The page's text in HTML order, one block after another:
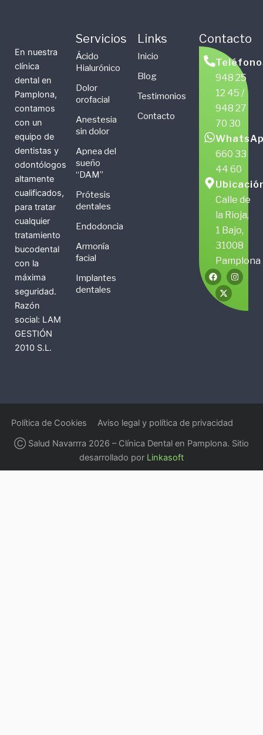
En nuestra
clínica
dental en
Pamplona,
contamos
con un
equipo de
dentistas y
odontólogos
altamente
cualificados,
para tratar
cualquier
tratamiento
bucodental
con la
máxima
seguridad.
Razón
social: LAM
GESTIÓN
2010 S.L.
Servicios
Ácido
Hialurónico
Dolor
orofacial
Anestesia
sin dolor
Apnea del
sueño
“DAM”
Prótesis
dentales
Endodoncia
Armonía
facial
Implantes
dentales
Links
Inicio
Blog
Testimonios
Contacto
Contacto
948 25
12 45 /
948 27
70 30
660 33
44 60
Calle de
la Rioja,
1 Bajo,
31008
Pamplona
F
a
c
e
I
n
s
g
X
t
w
i
Ⓒ Salud Navarrra 2026 – Clínica Dental en Pamplona. Sitio
desarrollado por Linkasoft
Política de Cookies Aviso legal y política de privacidad